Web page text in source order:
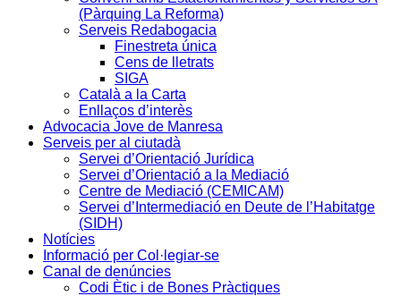
(Pàrquing La Reforma)
Serveis Redabogacia
Finestreta única
Cens de lletrats
SIGA
Català a la Carta
Enllaços d’interès
Advocacia Jove de Manresa
Serveis per al ciutadà
Servei d’Orientació Jurídica
Servei d’Orientació a la Mediació
Centre de Mediació (CEMICAM)
Servei d’Intermediació en Deute de l’Habitatge
(SIDH)
Notícies
Informació per Col·legiar-se
Canal de denúncies
Codi Ètic i de Bones Pràctiques